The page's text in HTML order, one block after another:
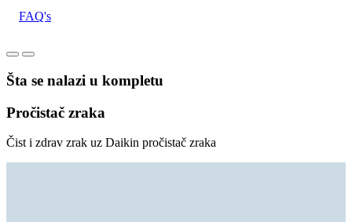
FAQ's
Šta se nalazi u kompletu
Pročistač zraka
Čist i zdrav zrak uz Daikin pročistač zraka